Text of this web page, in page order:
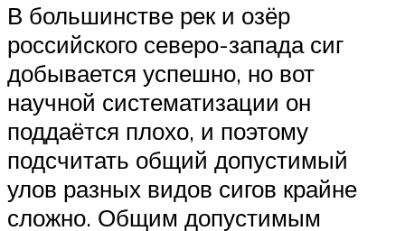
В большинстве рек и озёр
российского северо-запада сиг
добывается успешно, но вот
научной систематизации он
поддаётся плохо, и поэтому
подсчитать общий допустимый
улов разных видов сигов крайне
сложно. Общим допустимым